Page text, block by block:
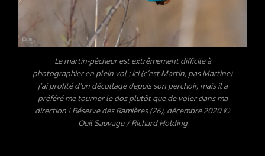
Le martin-pêcheur est extrêmement difficile à
photographier en plein vol : ici (c’est Martin, pas Martine)
j’ai profité d’un décollage depuis son perchoir, mais il a
préféré me tourner le dos plutôt que de voler dans ma
direction ! Réserve des Ramières (26), décembre 2020 ©
Oeil Sauvage / Richard Holding